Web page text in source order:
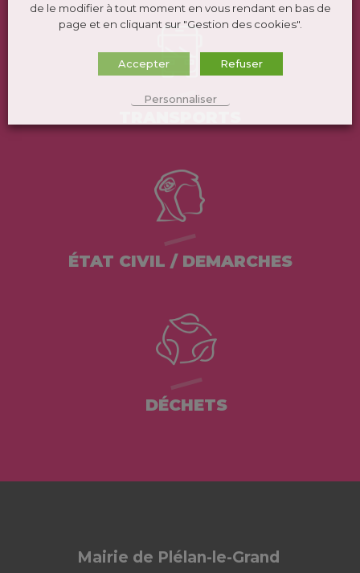
ÉTAT CIVIL / DEMARCHES
DÉCHETS
Mairie de Plélan-le-Grand
de le modifier à tout moment en vous rendant en bas de
page et en cliquant sur "Gestion des cookies".
Accepter Refuser
Personnaliser